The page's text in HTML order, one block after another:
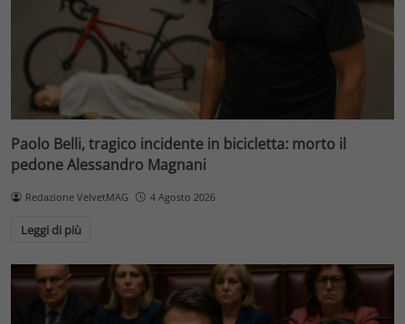
Paolo Belli, tragico incidente in bicicletta: morto il
pedone Alessandro Magnani
Redazione VelvetMAG 4 Agosto 2026
Leggi di più